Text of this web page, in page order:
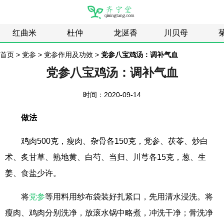
红曲米 杜仲 龙涎香 川贝母
首页 > 党参 > 党参作用及功效 > 党参八宝鸡汤：调补气血
党参八宝鸡汤：调补气血
时间：2020-09-14
做法
鸡肉500克，瘦肉、杂骨各150克，党参、茯苓、炒白
术、炙甘草、熟地黄、白芍、当归、川芎各15克，葱、生
姜、食盐少许。
将党参等用料用纱布袋装好扎紧口，先用清水浸洗。将
瘦肉、鸡肉分别洗净，放滚水锅中略煮，冲洗干净；骨洗净